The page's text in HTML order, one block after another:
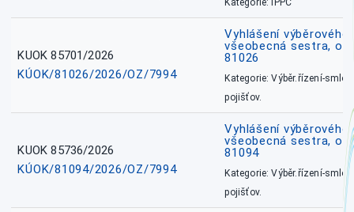
Kategorie: IPPC
KUOK 85701/2026
KÚOK/81026/2026/OZ/7994
Vyhlášení
všeobecná sestra,
81026
Kategorie: Výběr.řízení-
pojišťov.
KUOK 85736/2026
KÚOK/81094/2026/OZ/7994
Vyhlášení
všeobecná sestra,
81094
Kategorie: Výběr.řízení-
pojišťov.